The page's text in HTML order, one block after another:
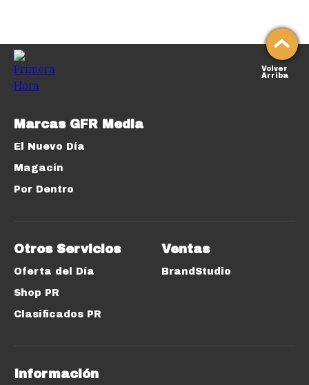
Volver
Arriba
Marcas GFR Media
El Nuevo Día
Magacín
Por Dentro
Otros Servicios
Oferta del Día
Shop PR
Clasificados PR
Ventas
BrandStudio
Información